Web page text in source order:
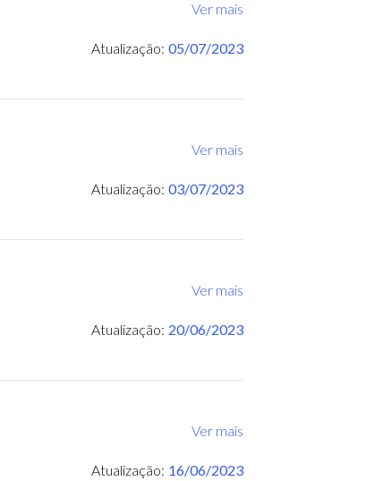
Ver mais
Atualização: 05/07/2023
Ver mais
Atualização: 03/07/2023
Ver mais
Atualização: 20/06/2023
Ver mais
Atualização: 16/06/2023